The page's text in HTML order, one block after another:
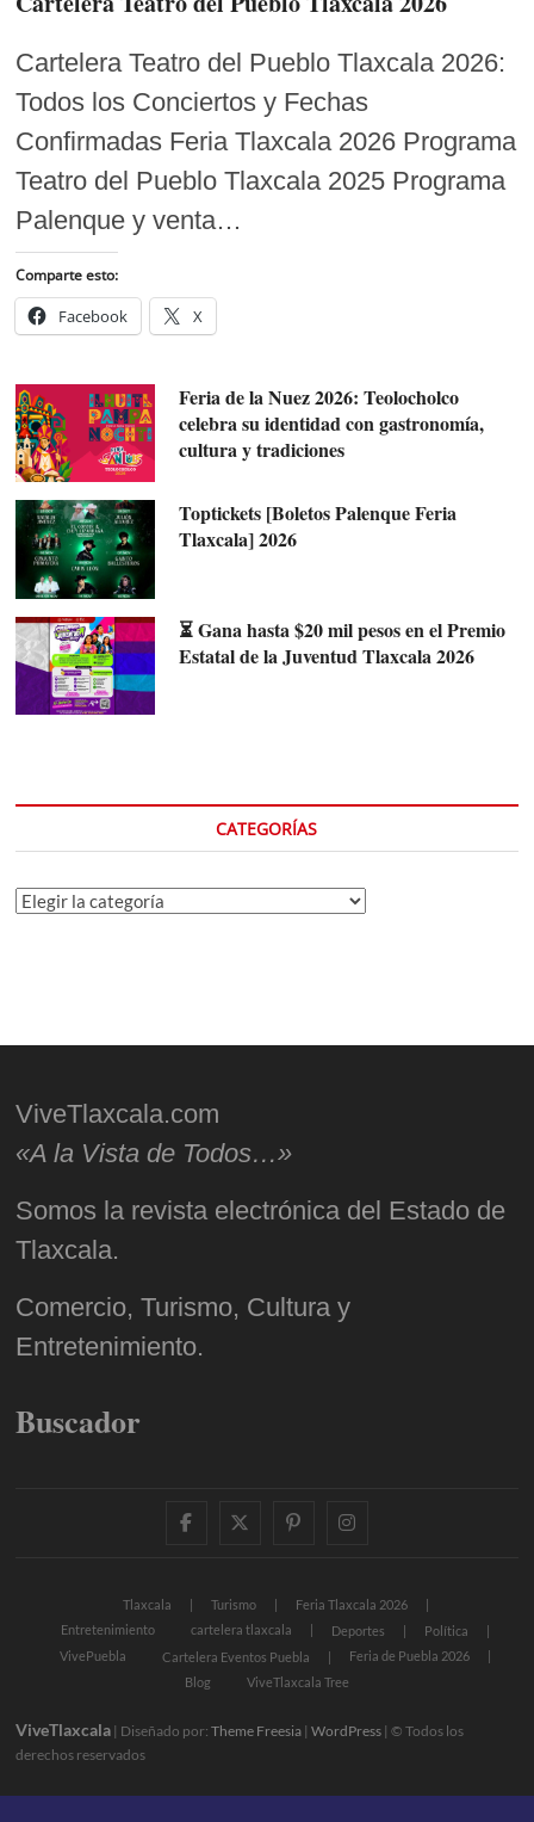
Cartelera Teatro del Pueblo Tlaxcala 2026:
Todos los Conciertos y Fechas
Confirmadas Feria Tlaxcala 2026 Programa
Teatro del Pueblo Tlaxcala 2025 Programa
Palenque y venta…
Comparte esto:
Facebook X
Feria de la Nuez 2026: Teolocholco
celebra su identidad con gastronomía,
cultura y tradiciones
Toptickets [Boletos Palenque Feria
Tlaxcala] 2026
⏳ Gana hasta $20 mil pesos en el Premio
Estatal de la Juventud Tlaxcala 2026
CATEGORÍAS
Categorías
ViveTlaxcala.com
«A la Vista de Todos…»
Somos la revista electrónica del Estado de
Tlaxcala.
Comercio, Turismo, Cultura y
Entretenimiento.
Buscador
facebooktwitter
pinterestinstagram
Tlaxcala Turismo
Feria Tlaxcala 2026
Entretenimiento
cartelera tlaxcala Deportes
Política
VivePuebla
Cartelera Eventos Puebla
Feria de Puebla 2026
Blog
ViveTlaxcala Tree
ViveTlaxcala | Diseñado por:Theme Freesia |WordPress | © Todos los
derechos reservados